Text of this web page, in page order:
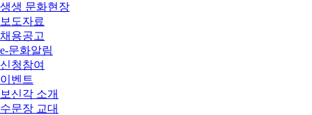
생생 문화현장
보도자료
채용공고
e-문화알림
신청참여
이벤트
보신각 소개
수문장 교대